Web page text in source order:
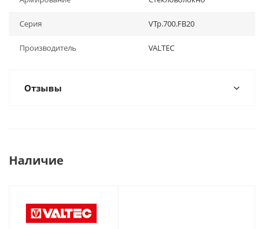
Серия VTp.700.FB20
Производитель VALTEC
Отзывы
Наличие